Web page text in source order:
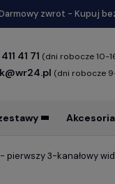
zwrot - Kupuj
41 71 (dni robocze 10-
(dni robocze
Akcesoria
- pierwszy 3-kanałowy